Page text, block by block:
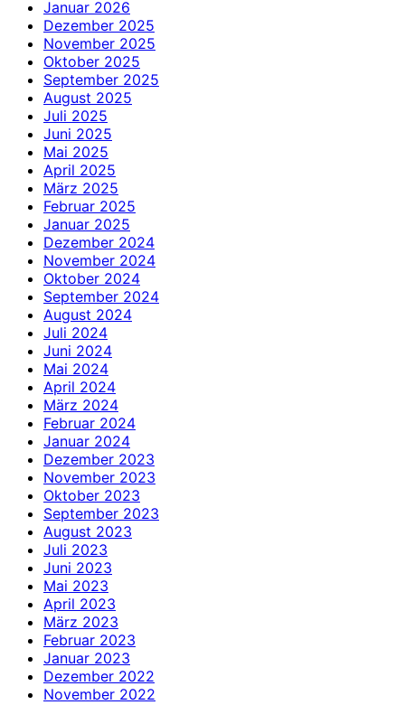
Januar 2026
Dezember 2025
November 2025
Oktober 2025
September 2025
August 2025
Juli 2025
Juni 2025
Mai 2025
April 2025
März 2025
Februar 2025
Januar 2025
Dezember 2024
November 2024
Oktober 2024
September 2024
August 2024
Juli 2024
Juni 2024
Mai 2024
April 2024
März 2024
Februar 2024
Januar 2024
Dezember 2023
November 2023
Oktober 2023
September 2023
August 2023
Juli 2023
Juni 2023
Mai 2023
April 2023
März 2023
Februar 2023
Januar 2023
Dezember 2022
November 2022